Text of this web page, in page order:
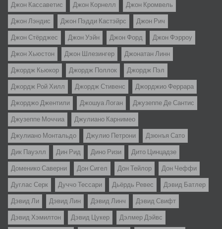
Джон Кассаветис Джон Корнелл Джон Кромвель
Джон Лэндис Джон Пэдди Кастэйрс Джон Рич
Джон Стёрджес Джон Уэйн Джон Форд Джон Фэрроу
Джон Хьюстон Джон Шлезингер Джонатан Линн
Джордж Кьюкор Джордж Поллок Джордж Пэл
Джордж Рой Хилл Джордж Стивенс Джорджио Феррара
Джорджо Джентили Джошуа Логан Джузеппе Де Сантис
Джузеппе Моччиа Джулиано Карнимео
Джулиано Монтальдо Джулио Петрони Дзюнъя Сато
Дик Пауэлл Дин Рид Дино Ризи Дито Цинцадзе
Доменико Саверни Дон Сигел Дон Тейлор Дон Чеффи
Дуглас Серк Дуччо Тессари Дьёрдь Ревес Дэвид Батлер
Дэвид Ли Дэвид Лин Дэвид Линч Дэвид Свифт
Дэвид Хэмилтон Дэвид Цукер Дэлмер Дэйвс